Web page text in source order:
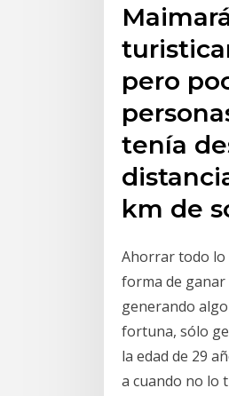
pero
tenía
km de
Ahorrar todo lo
forma de ganar
generando
fortuna, sólo
la edad de 29
a cuando no lo